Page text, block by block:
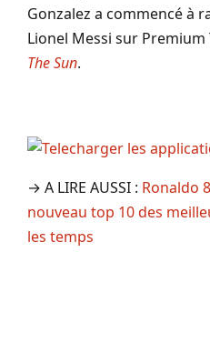
Gonzalez a commencé à
Lionel Messi sur
The Sun.
→ A LIRE AUSSI : Ronaldo
nouveau top 10 des
les temps